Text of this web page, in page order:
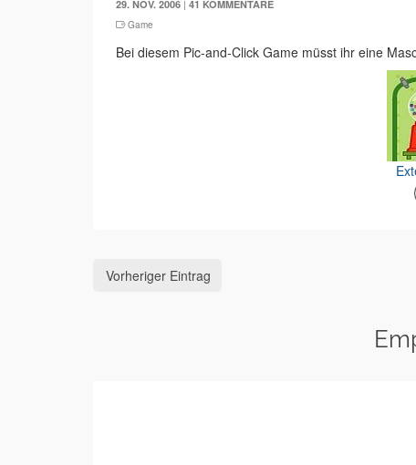
29. NOV. 2006 | 41 KOMMENTARE
Game
Bei diesem Pic-and-Click Game müsst ihr eine
Vorheriger Eintrag